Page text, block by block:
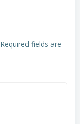
Required fields are